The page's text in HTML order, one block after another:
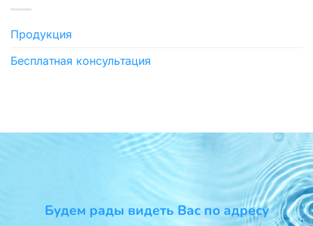
Продукция
Бесплатная консультация
Будем рады видеть Вас по адресу